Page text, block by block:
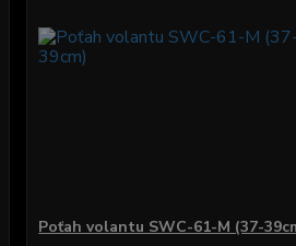
Poťah volantu SWC-61-M (37-